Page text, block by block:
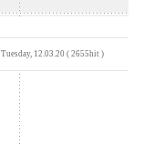
Tuesday, 12.03.20 ( 2655hit )